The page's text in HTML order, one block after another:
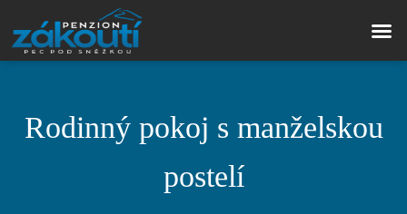
Rodinný pokoj s manželskou
postelí